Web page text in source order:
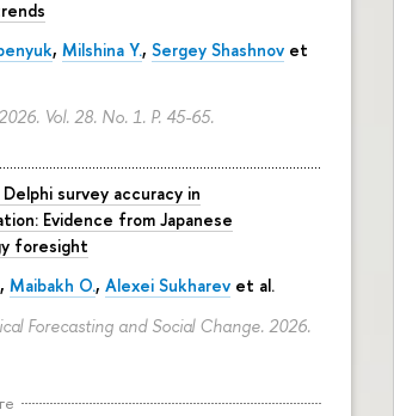
, Milshina Y., Sergey Shashnov et
Vol. 28. No. 1. P. 45-65.
Delphi survey accuracy in
Evidence from Japanese
foresight
, Maibakh O., Alexei Sukharev et al.
Forecasting and Social Change. 2026.